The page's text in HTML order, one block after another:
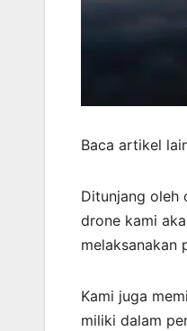
Baca artikel
Ditunjang oleh
drone kami
melaksanakan
Kami juga
miliki dalam